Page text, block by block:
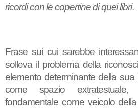
ricordi con le copertine di quei libri.
Frase sui cui sarebbe
solleva il problema della
elemento determinante della sua
come spazio
fondamentale come veicolo